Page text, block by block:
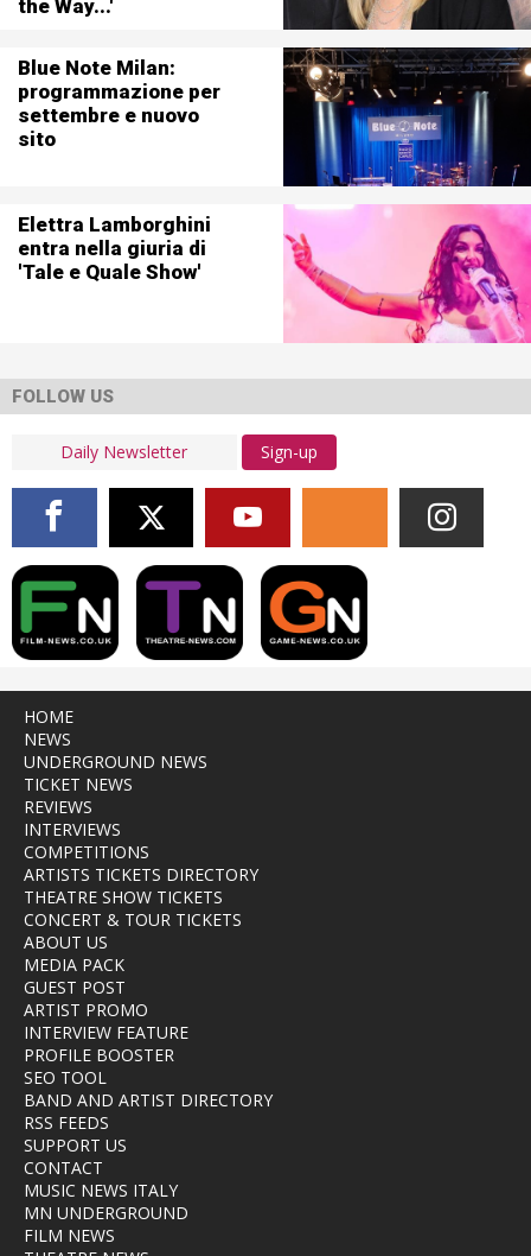
the Way...'
Blue Note Milan:
programmazione per
settembre e nuovo
sito
Elettra Lamborghini
entra nella giuria di
'Tale e Quale Show'
FOLLOW US
Sign-up
HOME
NEWS
UNDERGROUND NEWS
TICKET NEWS
REVIEWS
INTERVIEWS
COMPETITIONS
ARTISTS TICKETS DIRECTORY
THEATRE SHOW TICKETS
CONCERT & TOUR TICKETS
ABOUT US
MEDIA PACK
GUEST POST
ARTIST PROMO
INTERVIEW FEATURE
PROFILE BOOSTER
SEO TOOL
BAND AND ARTIST DIRECTORY
RSS FEEDS
SUPPORT US
CONTACT
MUSIC NEWS ITALY
MN UNDERGROUND
FILM NEWS